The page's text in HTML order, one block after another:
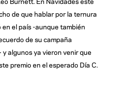
de que hablar por la ternura
el país -aunque también
de su campaña
algunos ya vieron venir que
premio en el esperado Día C.